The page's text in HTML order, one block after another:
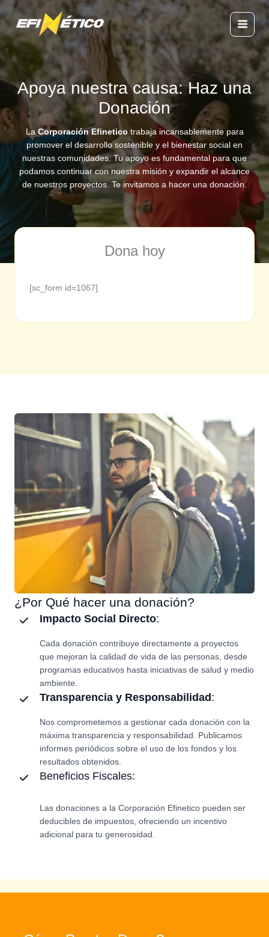
Ir
al
contenido
Apoya nuestra causa: Haz una
Donación
La Corporación Efinetico trabaja incansablemente para
promover el desarrollo sostenible y el bienestar social en
nuestras comunidades. Tu apoyo es fundamental para que
podamos continuar con nuestra misión y expandir el alcance
de nuestros proyectos. Te invitamos a hacer una donación.
Dona hoy
[sc_form id=1067]
¿Por Qué hacer una donación?
Impacto Social Directo:
Cada donación contribuye directamente a proyectos
que mejoran la calidad de vida de las personas, desde
programas educativos hasta iniciativas de salud y medio
ambiente.
Transparencia y Responsabilidad:
Nos comprometemos a gestionar cada donación con la
máxima transparencia y responsabilidad. Publicamos
informes periódicos sobre el uso de los fondos y los
resultados obtenidos.
Beneficios Fiscales:
Las donaciones a la Corporación Efinetico pueden ser
deducibles de impuestos, ofreciendo un incentivo
adicional para tu generosidad.